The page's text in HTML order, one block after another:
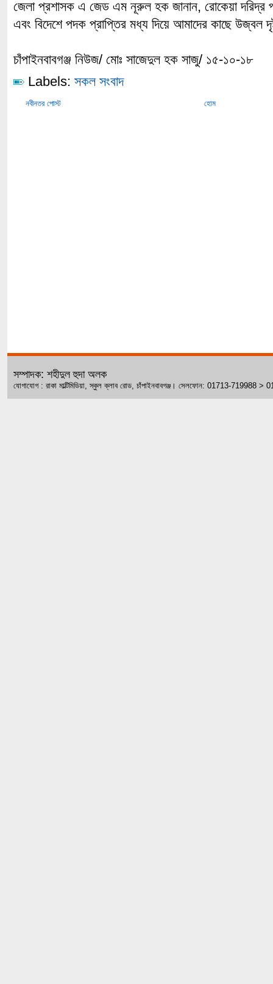
জেলা প্রশাসক এ জেড এম নূরুল হক জানান, রোকেয়া দরিদ্র
এবং বিদেশে পদক প্রাপ্তির মধ্য দিয়ে আমাদের কাছে উজ্বল
চাঁপাইনবাবগঞ্জ নিউজ/ মোঃ সাজেদুল হক সাজু/ ১৫-১০-১৮
Labels: সকল সংবাদ
নবীনতর পোস্ট হোম
সম্পাদক: শহীদুল হুদা অলক
যোগাযোগ : রাকা মাল্টিমিডিয়া, স্কুল ক্লাব রোড, চাঁপাইনবাবগঞ্জ। সেলফোন: 01713-